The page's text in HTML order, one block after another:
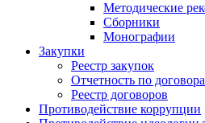
Методические
Сборники
Монографии
Закупки
Реестр закупок
Отчетность по
Реестр договоров
Противодействие коррупции